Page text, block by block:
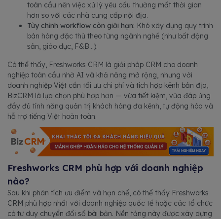
toàn cầu nên việc xử lý yêu cầu thường mất thời gian
hơn so với các nhà cung cấp nội địa.
Tùy chỉnh workflow còn giới hạn: Khó xây dựng quy trình
bán hàng đặc thù theo từng ngành nghề (như bất động
sản, giáo dục, F&B…).
Có thể thấy, Freshworks CRM là giải pháp CRM cho doanh
nghiệp toàn cầu nhờ AI và khả năng mở rộng, nhưng với
doanh nghiệp Việt cần tối ưu chi phí và tích hợp kênh bản địa,
BizCRM là lựa chọn phù hợp hơn — vừa tiết kiệm, vừa đáp ứng
đầy đủ tính năng quản trị khách hàng đa kênh, tự động hóa và
hỗ trợ tiếng Việt hoàn toàn.
Freshworks CRM phù hợp với doanh nghiệp
nào?
Sau khi phân tích ưu điểm và hạn chế, có thể thấy Freshworks
CRM phù hợp nhất với doanh nghiệp quốc tế hoặc các tổ chức
có tư duy chuyển đổi số bài bản. Nền tảng này được xây dựng